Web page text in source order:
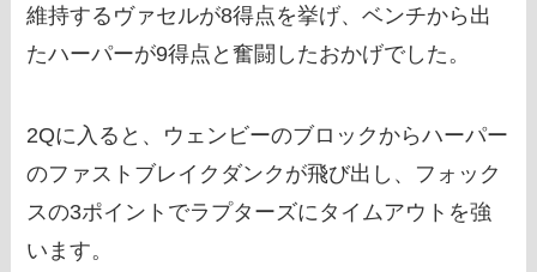
維持するヴァセルが8得点を挙げ、ベンチから出
たハーパーが9得点と奮闘したおかげでした。
2Qに入ると、ウェンビーのブロックからハーパー
のファストブレイクダンクが飛び出し、フォック
スの3ポイントでラプターズにタイムアウトを強
います。